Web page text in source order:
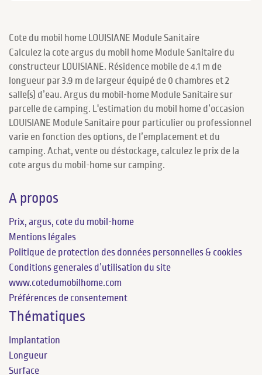
Cote du mobil home LOUISIANE Module Sanitaire
Calculez la cote argus du mobil home Module Sanitaire du
constructeur LOUISIANE. Résidence mobile de 4.1 m de
longueur par 3.9 m de largeur équipé de 0 chambres et 2
salle(s) d’eau. Argus du mobil-home Module Sanitaire sur
parcelle de camping. L'estimation du mobil home d’occasion
LOUISIANE Module Sanitaire pour particulier ou professionnel
varie en fonction des options, de l’emplacement et du
camping. Achat, vente ou déstockage, calculez le prix de la
cote argus du mobil-home sur camping.
A propos
Prix, argus, cote du mobil-home
Mentions légales
Politique de protection des données personnelles & cookies
Conditions generales d’utilisation du site
www.cotedumobilhome.com
Préférences de consentement
Thématiques
Implantation
Longueur
Surface